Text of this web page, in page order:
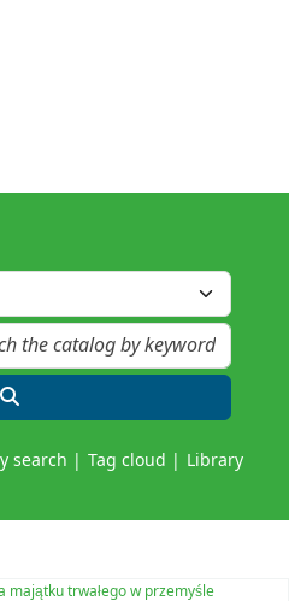
search Tag cloud Library
majątku trwałego w przemyśle